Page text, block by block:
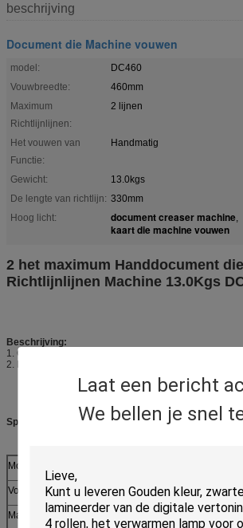
Laat een bericht
We bellen je snel
beschrijving
Document die Machine vouwen
model:
DC460
Vouwbreedte:
460mm
Maximum
Richtlijnlijnen:
2 lijnen
Het vouwen van
Functie:
Handmatig
Gewicht:
13.0kgs
De lengte van richtlijn: 330mm
Hoog licht:
document creaser machine,
kaart die machine vouwen
2 het maximum Handdocument
Richtlijnlijnen Machine 13.0Kgs
Beschrijving:
1. Gemakkelijke aanpassing van voor, achter &
2. Eenvoudige handdieaanpassing wordt vereist om
Specificaties:
Model
Vouwbreedte 460mm
Maximum Richtlijnlijnen 2 lijnen